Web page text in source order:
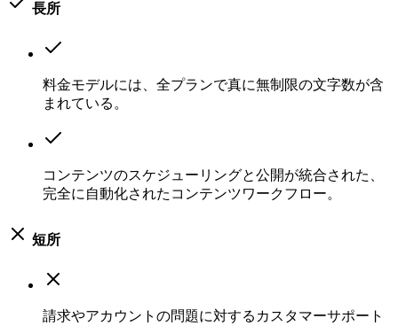
長所
料金モデルには、全プランで真に無制限の文字数が含
まれている。
コンテンツのスケジューリングと公開が統合された、
完全に自動化されたコンテンツワークフロー。
短所
請求やアカウントの問題に対するカスタマーサポート